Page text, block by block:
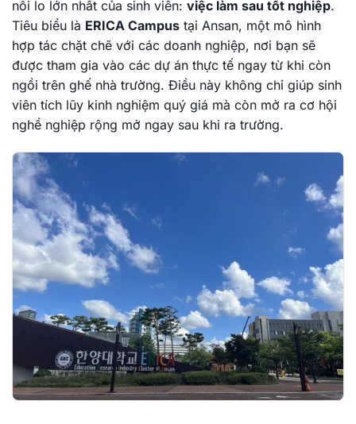
nỗi lo lớn nhất của sinh viên: việc làm sau tốt nghiệp.
Tiêu biểu là ERICA Campus tại Ansan, một mô hình
hợp tác chặt chẽ với các doanh nghiệp, nơi bạn sẽ
được tham gia vào các dự án thực tế ngay từ khi còn
ngồi trên ghế nhà trường. Điều này không chỉ giúp sinh
viên tích lũy kinh nghiệm quý giá mà còn mở ra cơ hội
nghề nghiệp rộng mở ngay sau khi ra trường.